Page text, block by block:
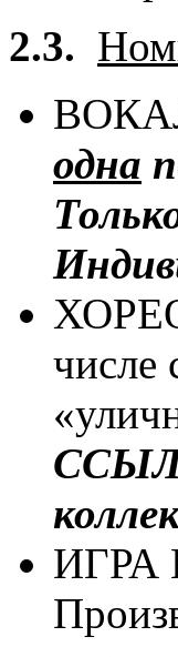
2.3.
одна
числе
ИГРА